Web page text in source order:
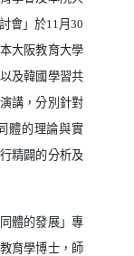
會」於11月30
大阪教育大學
及韓國學習共
講，分別針對
體的理論與實
精闢的分析及
體的發展」專
育學博士，師